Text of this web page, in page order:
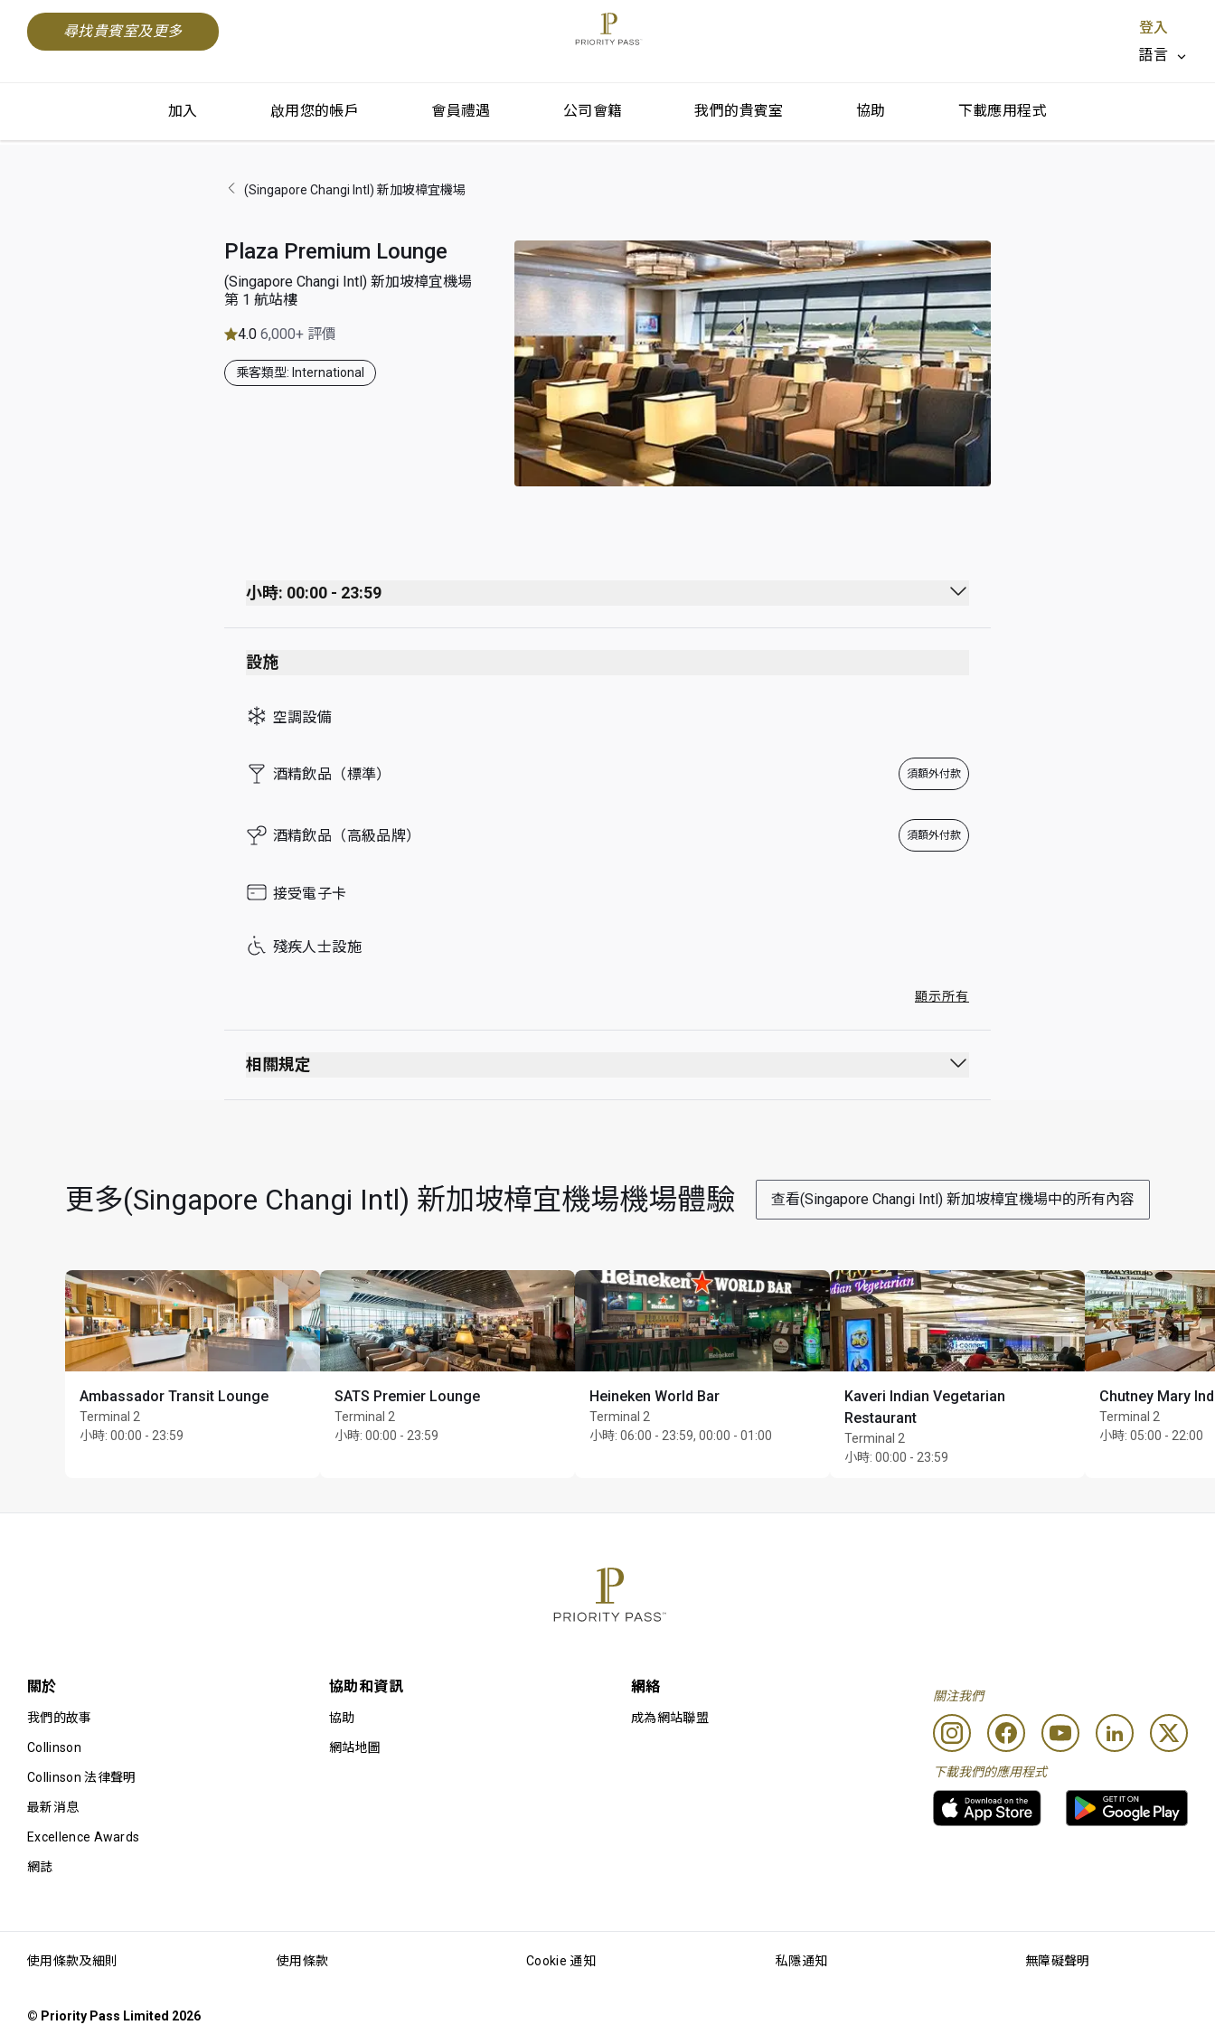
尋找貴賓室及更多
登入
語言
加入 啟用您的帳戶 會員禮遇 公司會籍 我們的貴賓室 協助 下載應用程式
(Singapore Changi Intl) 新加坡樟宜機場
Plaza Premium Lounge
(Singapore Changi Intl) 新加坡樟宜機場
第 1 航站樓
4.0 6,000+ 評價
乘客類型: International
小時: 00:00 - 23:59
Monday 00:00 - 23:59
Tuesday
Thursday
Friday 00:00 - 23:59
Sunday 00:00 - 23:59
設施
空調設備
酒精飲品（標準） 須額外付款
酒精飲品（高級品牌） 須額外付款
接受電子卡
殘疾人士設施
顯示所有
相關規定
最長逗留時間：2 小時
更多(Singapore Changi Intl) 新加坡樟宜機場機場體驗 查看(Singapore Changi Intl) 新加坡樟宜機場中的所有內容
Ambassador Transit Lounge
Terminal 2
小時: 00:00 - 23:59
SATS Premier Lounge
Terminal 2
小時: 00:00 - 23:59
Heineken World Bar
Terminal 2
小時: 06:00 - 23:59, 00:00 - 01:00
Kaveri Indian Vegetarian
Restaurant
Terminal 2
小時: 00:00 - 23:59
Chutney Mary
Terminal 2
小時: 05:00 - 22:00
關於
我們的故事
Collinson
Collinson 法律聲明
最新消息
Excellence Awards
網誌
協助和資訊
協助
網站地圖
網絡
成為網站聯盟
關注我們
下載我們的應用程式
使用條款及細則 使用條款 Cookie 通知 私隱通知 無障礙聲明
© Priority Pass Limited 2026